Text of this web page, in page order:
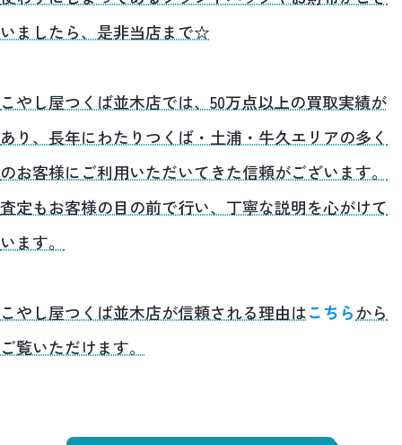
いましたら、是非当店まで☆
こやし屋つくば並木店では、50万点以上の買取実績が
あり、長年にわたりつくば・土浦・牛久エリアの多く
のお客様にご利用いただいてきた信頼がございます。
査定もお客様の目の前で行い、丁寧な説明を心がけて
います。
こやし屋つくば並木店が信頼される理由はこちらから
ご覧いただけます。